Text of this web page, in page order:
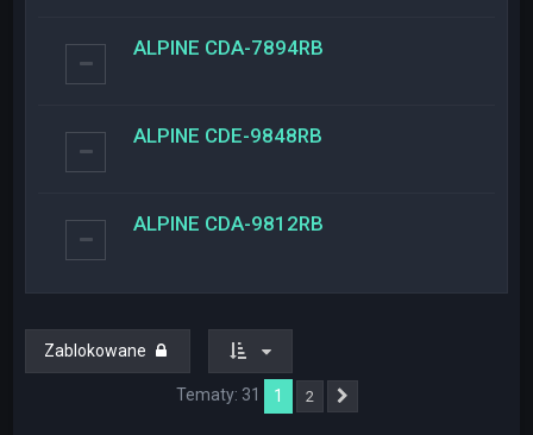
ALPINE CDA-7894RB
ALPINE CDE-9848RB
ALPINE CDA-9812RB
Zablokowane
Tematy: 31 1 2